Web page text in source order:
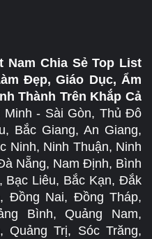
Nam Chia Sẻ Top List
Đẹp, Giáo Dục, Ẩm
Thành Trên Khắp Cả
Minh - Sài Gòn, Thủ Đô
Bắc Giang, An Giang,
Ninh, Ninh Thuận, Ninh
Nẵng, Nam Định, Bình
Bạc Liêu, Bắc Kạn, Đắk
Đồng Nai, Đồng Tháp,
Bình, Quảng Nam,
Quảng Trị, Sóc Trăng,